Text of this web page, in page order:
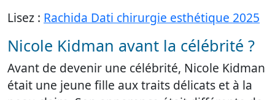
Lisez : Rachida Dati chirurgie esthétique 2025
Nicole Kidman avant la célébrité ?
Avant de devenir une célébrité, Nicole Kidman
était une jeune fille aux traits délicats et à la